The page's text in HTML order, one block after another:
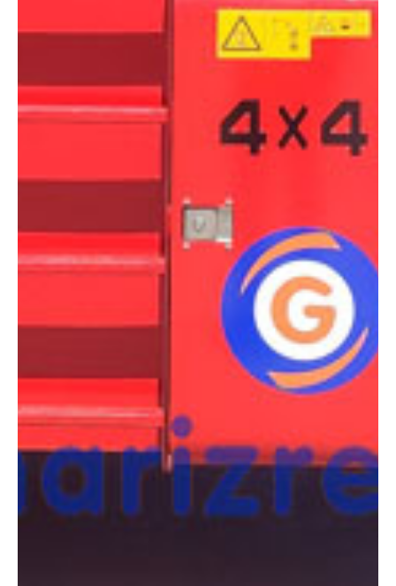
ESPECIFICACIONES TÉCNICAS
Ver ficha técnica
¿Tienes dudas a la hora de elegir la máquina que
Compara esta y otras máquinas desde el siguiente botón o ponte
en contacto con nosotros para un asesoramiento más personal.
¿Te interesa
esta máquina?
Rellena este formulario y recibiremos tu solicitud
sobre esta máquina para ponernos en contacto
directo contigo.